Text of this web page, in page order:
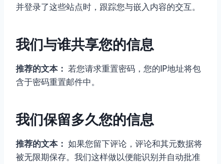
并登录了这些站点时，跟踪您与嵌入内容的交互。
我们与谁共享您的信息
推荐的文本： 若您请求重置密码，您的IP地址将包
含于密码重置邮件中。
我们保留多久您的信息
推荐的文本： 如果您留下评论，评论和其元数据将
被无限期保存。我们这样做以便能识别并自动批准